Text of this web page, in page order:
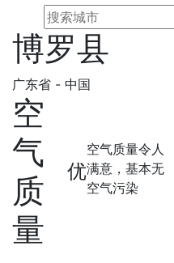
博罗县
广东省 - 中国
空
气
质
量
优
空气质量令人
满意，基本无
空气污染